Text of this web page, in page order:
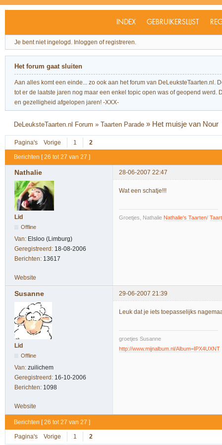
INDEX GEBRUIKERSLIJST
Je bent niet ingelogd. Inloggen of registreren.
Het forum gaat sluiten
Aan alles komt een einde... zo ook aan het forum van
tot er de laatste jaren nog maar een enkel topic open was of geopend
en gezelligheid afgelopen jaren! -XXX-
DeLeuksteTaarten.nl Forum »Taarten Parade » Het muisje van Nour
Pagina's Vorige 1 2
Berichten [ 26 tot 27 van 27 ]
Nathalie 28-06-2007 22:47
Lid
Offline
Van: Elsloo (Limburg)
Geregistreerd: 18-08-2006
Berichten: 13617
Wat een schatje!!!
Groetjes, Nathalie Nathalie's Taarten/
Website
Susanne 29-06-2007 21:39
Lid
Offline
Van: zuilichem
Geregistreerd: 16-10-2006
Berichten: 1098
Leuk dat je iets toepasselijks
groetjes Susanne
http://www.mijnalbum.nl/Album=IPX4UXNT
Website
Berichten [ 26 tot 27 van 27 ]
Pagina's Vorige 1 2